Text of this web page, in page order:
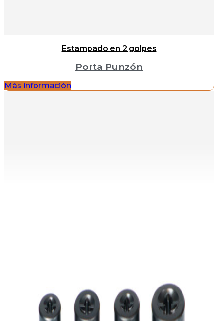
Estampado en 2 golpes
Porta Punzón
Más información